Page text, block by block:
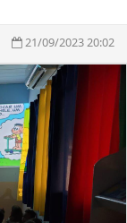
21/09/2023 20:02